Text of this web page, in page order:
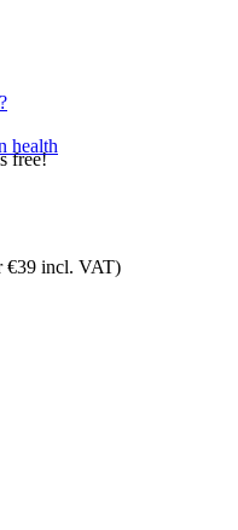
free!
€39 incl. VAT)
health